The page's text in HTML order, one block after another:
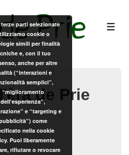
de Prie
parti selezionate
cookie o
simili per finalità
e, con il tuo
anche per altre
(“interazioni e
semplici”,
“miglioramento
dell'esperienza”,
e “targeting e
come
nella cookie
Puoi liberamente
rifiutare o revocare